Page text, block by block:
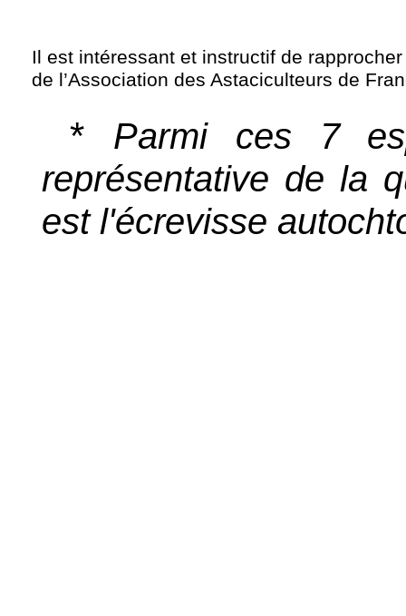
Il est intéressant et instructif de
de l’Association des Astaciculteurs de
* Parmi ces 7
représentative de la
est l'écrevisse